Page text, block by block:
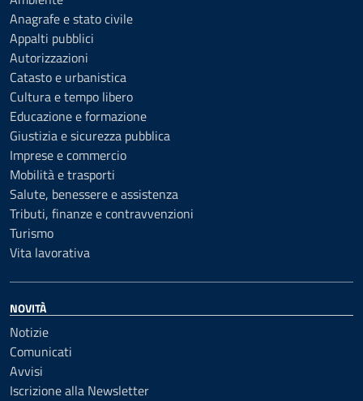
Anagrafe e stato civile
Appalti pubblici
Autorizzazioni
Catasto e urbanistica
Cultura e tempo libero
Educazione e formazione
Giustizia e sicurezza pubblica
Imprese e commercio
Mobilità e trasporti
Salute, benessere e assistenza
Tributi, finanze e contravvenzioni
Turismo
Vita lavorativa
NOVITÀ
Notizie
Comunicati
Avvisi
Iscrizione alla Newsletter